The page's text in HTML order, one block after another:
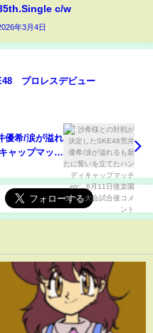
c/w
年3月4日
プロレスデビュー
優希/涙が溢れ
ャップマッチ